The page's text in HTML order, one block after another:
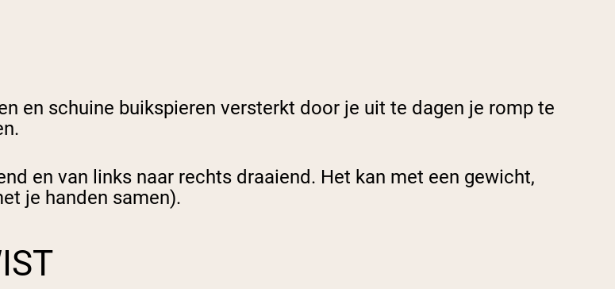
en schuine buikspieren versterkt door je uit te dagen je romp te
en van links naar rechts draaiend. Het kan met een gewicht,
je handen samen).